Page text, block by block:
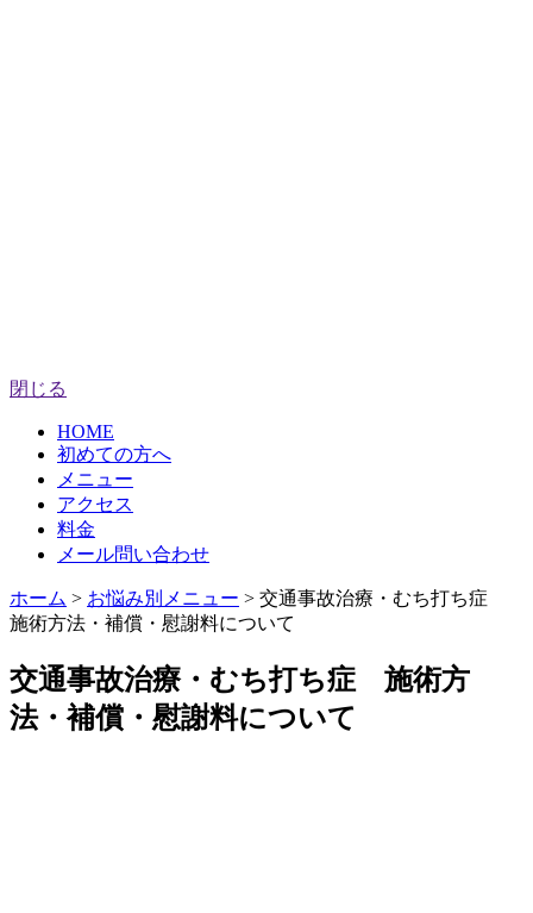
閉じる
HOME
初めての方へ
メニュー
アクセス
料金
メール問い合わせ
ホーム > お悩み別メニュー > 交通事故治療・むち打ち症
施術方法・補償・慰謝料について
交通事故治療・むち打ち症 施術方
法・補償・慰謝料について